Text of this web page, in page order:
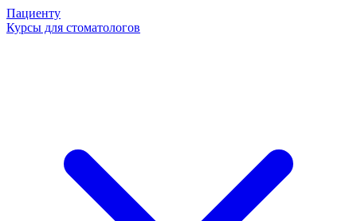
Пациенту
Курсы для стоматологов